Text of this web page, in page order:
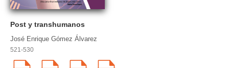
Post y transhumanos
José Enrique Gómez Álvarez
521-530